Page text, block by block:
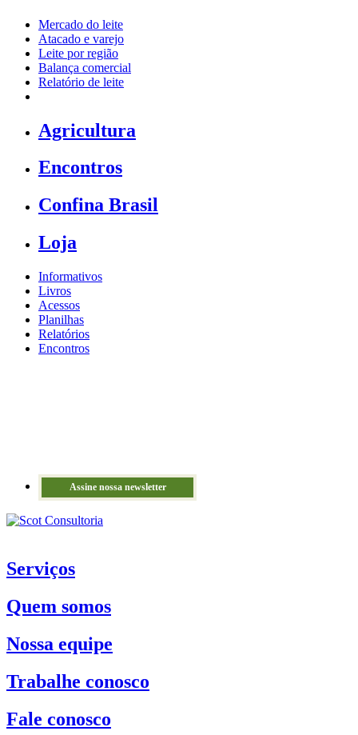
Mercado do leite
Atacado e varejo
Leite por região
Balança comercial
Relatório de leite
Agricultura
Encontros
Confina Brasil
Loja
Informativos
Livros
Acessos
Planilhas
Relatórios
Encontros
Assine nossa newsletter
Serviços
Quem somos
Nossa equipe
Trabalhe conosco
Fale conosco